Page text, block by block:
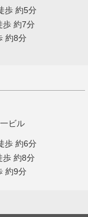
歩 約5分
歩 約7分
約8分
ビル
歩 約6分
歩 約8分
約9分